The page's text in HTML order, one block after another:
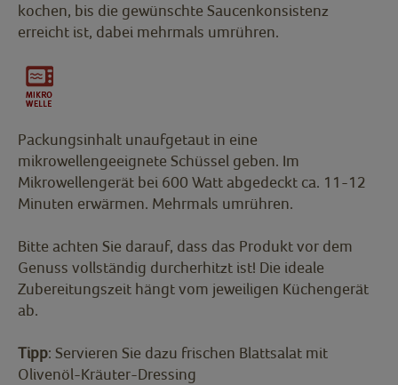
kochen, bis die gewünschte Saucenkonsistenz
erreicht ist, dabei mehrmals umrühren.
Packungsinhalt unaufgetaut in eine
mikrowellengeeignete Schüssel geben. Im
Mikrowellengerät bei 600 Watt abgedeckt ca. 11-12
Minuten erwärmen. Mehrmals umrühren.
Bitte achten Sie darauf, dass das Produkt vor dem
Genuss vollständig durcherhitzt ist! Die ideale
Zubereitungszeit hängt vom jeweiligen Küchengerät
ab.
Tipp: Servieren Sie dazu frischen Blattsalat mit
Olivenöl-Kräuter-Dressing